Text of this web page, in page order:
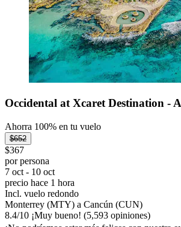
Occidental at Xcaret Destination -
Ahorra 100% en tu vuelo
$652
$367
por persona
7 oct - 10 oct
precio hace 1 hora
Incl. vuelo redondo
Monterrey (MTY) a Cancún (CUN)
8.4/10 ¡Muy bueno! (5,593 opiniones)